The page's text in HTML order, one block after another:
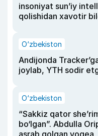
insoniyat sun’iy
qolishidan xavotir
O‘zbekiston
Andijonda
joylab, YTH sodir
O‘zbekiston
“Sakkiz qator
bo‘lgan”. Abdulla
asrab qolgan voqea